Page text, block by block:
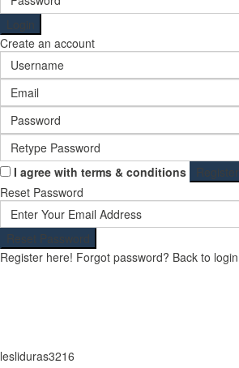
Login
Create an account
I agree with terms & conditions
Register
Reset Password
Reset Password
Register here! Forgot password? Back to login
lesliduras3216